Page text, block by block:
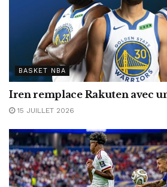
BASKET NBA
Iren remplace Rakuten avec
15 JUILLET 2026